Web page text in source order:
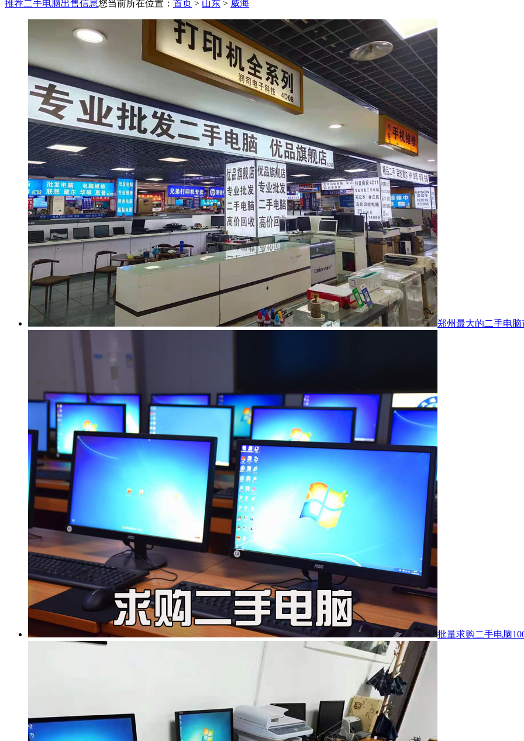
推荐二手电脑出售信息您当前所在位置： 首页 > 山东 > 威海
郑州最大的二手电
批量求购二手电脑